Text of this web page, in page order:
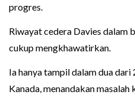
progres.
Riwayat cedera Davies dalam
cukup mengkhawatirkan.
Ia hanya tampil dalam dua
Kanada, menandakan